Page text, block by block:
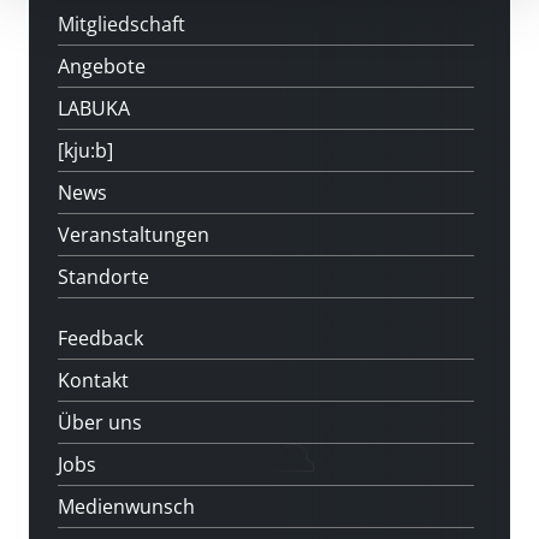
Mitgliedschaft
Angebote
LABUKA
[kju:b]
News
Veranstaltungen
Standorte
Feedback
Kontakt
Über uns
Jobs
Medienwunsch